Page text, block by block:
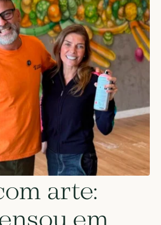
arte: